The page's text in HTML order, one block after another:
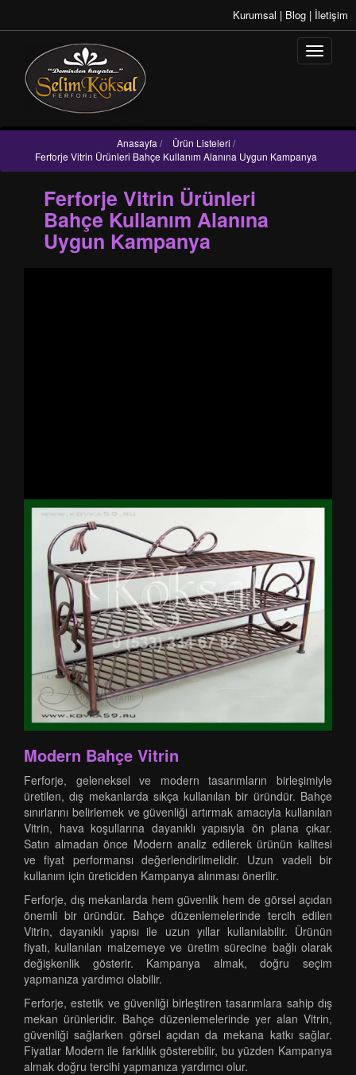
Kurumsal | Blog | İletişim
Anasayfa / Ürün Listeleri /
Ferforje Vitrin Ürünleri Bahçe Kullanım Alanına Uygun Kampanya
Ferforje Vitrin Ürünleri
Bahçe Kullanım Alanına
Uygun Kampanya
Modern Bahçe Vitrin
Ferforje, geleneksel ve modern tasarımların birleşimiyle
üretilen, dış mekanlarda sıkça kullanılan bir üründür. Bahçe
sınırlarını belirlemek ve güvenliği artırmak amacıyla kullanılan
Vitrin, hava koşullarına dayanıklı yapısıyla ön plana çıkar.
Satın almadan önce Modern analiz edilerek ürünün kalitesi
ve fiyat performansı değerlendirilmelidir. Uzun vadeli bir
kullanım için üreticiden Kampanya alınması önerilir.
Ferforje, dış mekanlarda hem güvenlik hem de görsel açıdan
önemli bir üründür. Bahçe düzenlemelerinde tercih edilen
Vitrin, dayanıklı yapısı ile uzun yıllar kullanılabilir. Ürünün
fiyatı, kullanılan malzemeye ve üretim sürecine bağlı olarak
değişkenlik gösterir. Kampanya almak, doğru seçim
yapmanıza yardımcı olabilir.
Ferforje, estetik ve güvenliği birleştiren tasarımlara sahip dış
mekan ürünleridir. Bahçe düzenlemelerinde yer alan Vitrin,
güvenliği sağlarken görsel açıdan da mekana katkı sağlar.
Fiyatlar Modern ile farklılık gösterebilir, bu yüzden Kampanya
almak doğru tercihi yapmanıza yardımcı olur.